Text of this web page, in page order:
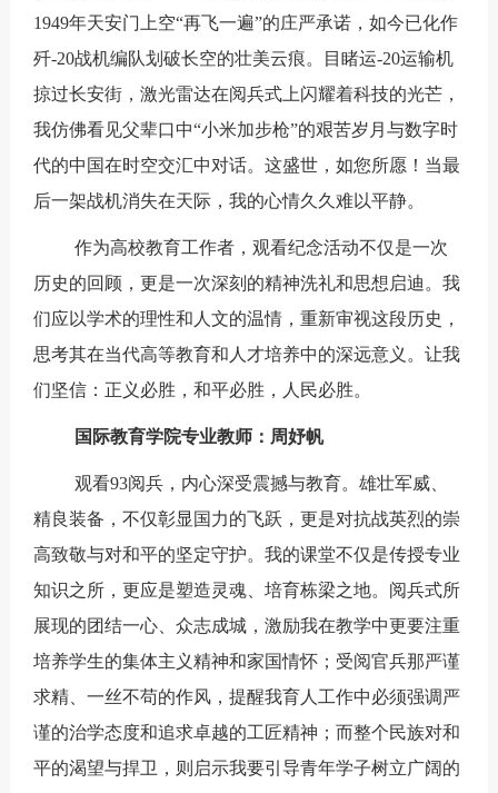
1949年天安门上空“再飞一遍”的庄严承诺，如今已化作
歼-20战机编队划破长空的壮美云痕。目睹运-20运输机
掠过长安街，激光雷达在阅兵式上闪耀着科技的光芒，
我仿佛看见父辈口中“小米加步枪”的艰苦岁月与数字时
代的中国在时空交汇中对话。这盛世，如您所愿！当最
后一架战机消失在天际，我的心情久久难以平静。
作为高校教育工作者，观看纪念活动不仅是一次
历史的回顾，更是一次深刻的精神洗礼和思想启迪。我
们应以学术的理性和人文的温情，重新审视这段历史，
思考其在当代高等教育和人才培养中的深远意义。让我
们坚信：正义必胜，和平必胜，人民必胜。
国际教育学院专业教师：周妤帆
观看93阅兵，内心深受震撼与教育。雄壮军威、
精良装备，不仅彰显国力的飞跃，更是对抗战英烈的崇
高致敬与对和平的坚定守护。我的课堂不仅是传授专业
知识之所，更应是塑造灵魂、培育栋梁之地。阅兵式所
展现的团结一心、众志成城，激励我在教学中更要注重
培养学生的集体主义精神和家国情怀；受阅官兵那严谨
求精、一丝不苟的作风，提醒我育人工作中必须强调严
谨的治学态度和追求卓越的工匠精神；而整个民族对和
平的渴望与捍卫，则启示我要引导青年学子树立广阔的